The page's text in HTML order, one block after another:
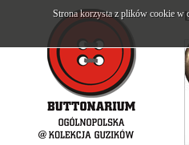
Strona korzysta z plików cookie w